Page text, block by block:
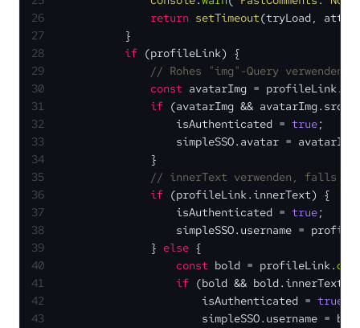
26
return setTimeout(tryLoad,
27
            }
28
if (profileLink) {
29
// Rohes "img"-Query
30
const avatarImg = profileLink.
31
if (avatarImg && avatarImg. src
32
                    isAuthenticated =
true;
33
                    simpleSSO.
avatar =
34
                }
35
// innerText verwenden, falls
36
if (profileLink. innerText) {
37
                    isAuthenticated =
true;
38
                    simpleSSO.
username =
39
                }
else {
40
const bold = profileLink.
41
if (bold && bold. innerText
42
                        isAuthenticated =
true
43
                        simpleSSO.
username =